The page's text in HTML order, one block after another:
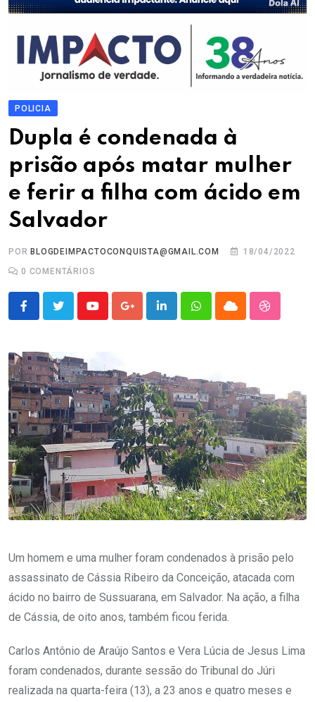
POLICIA
Dupla é condenada à
prisão após matar mulher
e ferir a filha com ácido em
Salvador
POR BLOGDEIMPACTOCONQUISTA@GMAIL.COM
18/04/2022
0 COMENTÁRIOS
YoutubeGoogle+LinkedInWhatsappCloud
Um homem e uma mulher foram condenados à prisão pelo
assassinato de Cássia Ribeiro da Conceição, atacada com
ácido no bairro de Sussuarana, em Salvador. Na ação, a filha
de Cássia, de oito anos, também ficou ferida.
Carlos Antônio de Araújo Santos e Vera Lúcia de Jesus Lima
foram condenados, durante sessão do Tribunal do Júri
realizada na quarta-feira (13), a 23 anos e quatro meses e